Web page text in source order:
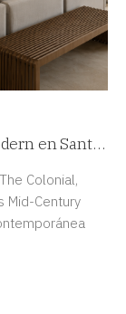
en Santa
Colonial,
Mid-Century